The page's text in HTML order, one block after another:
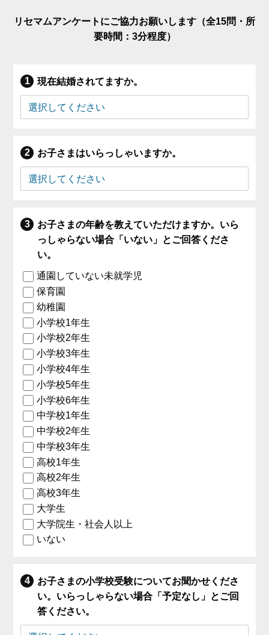
リセマムアンケートにご協力お願いします（全15問・所
要時間：3分程度）
現在結婚されてますか。
お子さまはいらっしゃいますか。
お子さまの年齢を教えていただけますか。いら
っしゃらない場合「いない」とご回答くださ
い。
通園していない未就学児
保育園
幼稚園
小学校1年生
小学校2年生
小学校3年生
小学校4年生
小学校5年生
小学校6年生
中学校1年生
中学校2年生
中学校3年生
高校1年生
高校2年生
高校3年生
大学生
大学院生・社会人以上
いない
お子さまの小学校受験についてお聞かせくださ
い。いらっしゃらない場合「予定なし」とご回
答ください。